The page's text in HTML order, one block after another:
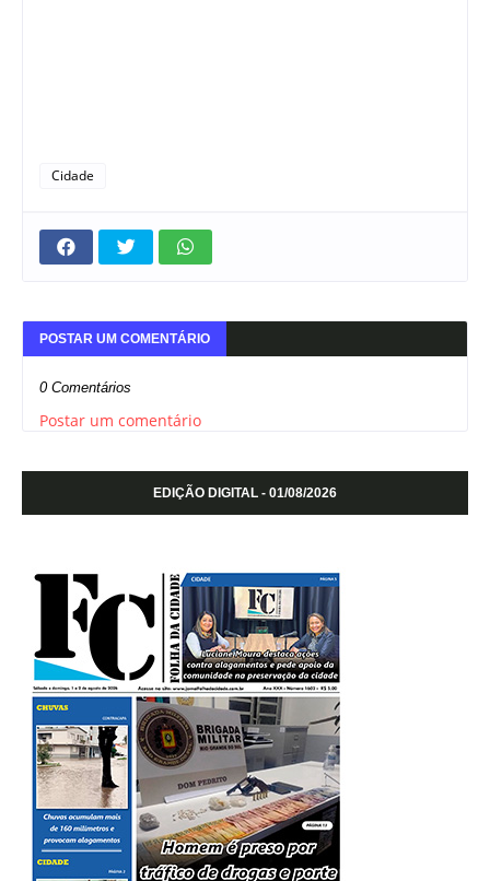
Cidade
POSTAR UM COMENTÁRIO
0 Comentários
Postar um comentário
EDIÇÃO DIGITAL - 01/08/2026